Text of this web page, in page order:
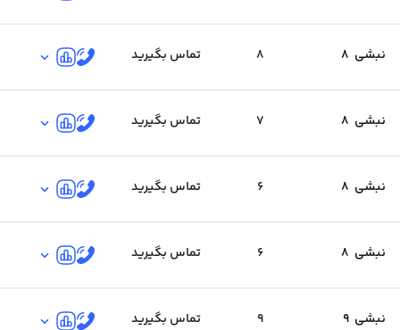
نبشی 8
8 تماس بگیرید
نبشی 8
7 تماس بگیرید
نبشی 8
6 تماس بگیرید
نبشی 8
6 تماس بگیرید
نبشی 9
9 تماس بگیرید